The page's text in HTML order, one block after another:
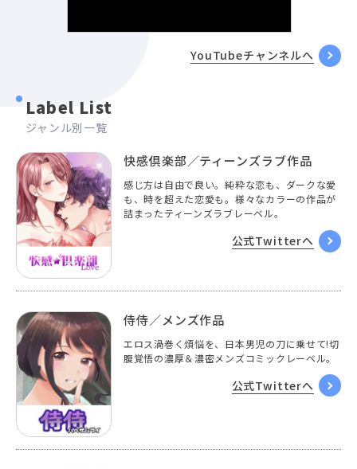
YouTubeチャンネルへ
Label List
ジャンル別一覧
快感倶楽部／ティーンズラブ作品
感じ方は自由で良い。純粋な恋も、ダークな愛
も、時を超えた恋愛も。様々なカラーの作品が
詰まったティーンズラブレーベル。
公式Twitterへ
侍侍／メンズ作品
エロス渦巻く煩悩を、日本男児の刀に乗せて!切
腹覚悟の濃厚＆濃密メンズコミックレーベル。
公式Twitterへ